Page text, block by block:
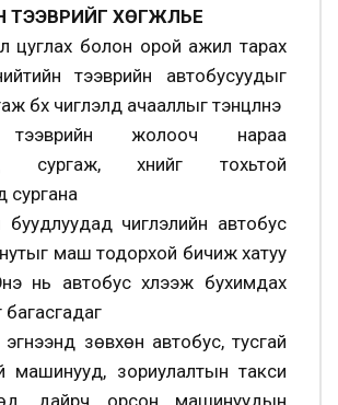
ХѲГЖҮҮЛЬЕ
цуглах болон орой ажил тарах
тээврийн автобусуудыг
бүх чиглэлд ачааллыг тэнцүүлнэ
тээврийн жолооч нараа
сургаж, хүнийг тохьтой
сургана
чиглэлийн автобус
маш тодорхой бичиж хатуу
нь автобус хүлээж бухимдах
зѳвхѳн автобус, тусгай
машинууд, зориулалтын такси